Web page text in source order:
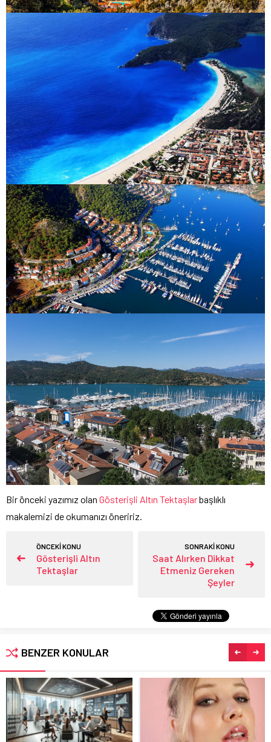
Bir önceki yazımız olan Gösterişli Altın Tektaşlarbaşlıklı
makalemizi de okumanızı öneririz.
ÖNCEKİ KONU
Gösterişli Altın
Tektaşlar
SONRAKİ KONU
Saat Alırken Dikkat
Etmeniz Gereken
Şeyler
BENZER KONULAR